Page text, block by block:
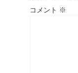
コメント ※